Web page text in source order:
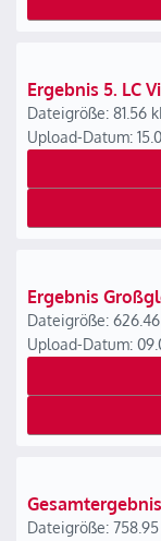
Ergebnis 5. LC
Dateigröße: 81.56
Upload-Datum:
Ergebnis
Dateigröße:
Upload-Datum:
Dateigröße: